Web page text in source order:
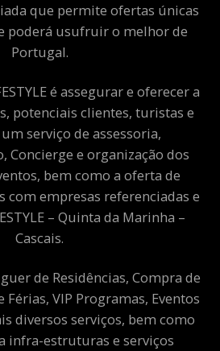
que permite ofertas únicas
poderá usufruir o melhor de
Portugal.
é assegurar e oferecer a
potenciais clientes, turistas e
serviço de assessoria,
Concierge e organização dos
bem como a oferta de
com empresas referenciadas e
– Quinta da Marinha –
Cascais.
de Residências, Compra de
VIP Programas, Eventos
diversos serviços, bem como
infra-estruturas e serviços